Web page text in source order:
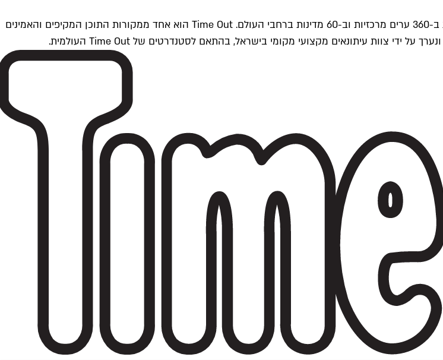
Time Outתל אביב הוא חלק מרשת Time Out Global — רשת מדיה בינלאומית הפועלת ב-360 ערים מרכזיות וב-60 מדינות ברחבי העולם. Time Out הוא אחד ממקורות התוכן המקיפים והאמינים